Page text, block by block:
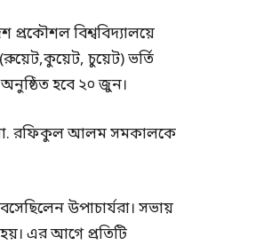
প্রকৌশল বিশ্ববিদ্যালয়ে
চুয়েট) ভর্তি
অনুষ্ঠিত হবে ২০ জুন।
মো. রফিকুল আলম সমকালকে
উপাচার্যরা। সভায়
হয়। এর আগে প্রতিটি